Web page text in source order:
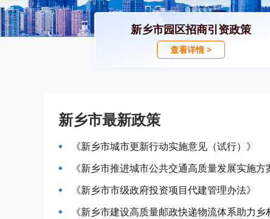
新乡市园区招商引资政策
查看详情 >
新乡市最新政策
《新乡市城市更新行动实施意见（试行）》
《新乡市推进城市公共交通高质量发展实施方
《新乡市市级政府投资项目代建管理办法》
《新乡市建设高质量邮政快递物流体系助力乡